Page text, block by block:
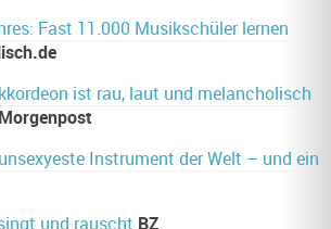
Fast 11.000 Musikschüler lernen
ist rau, laut und melancholisch
Instrument der Welt – und ein
und rauscht BZ